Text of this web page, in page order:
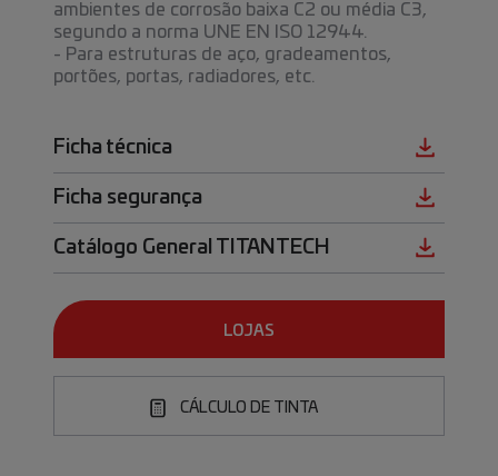
ambientes de corrosão baixa C2 ou média C3,
segundo a norma UNE EN ISO 12944.
- Para estruturas de aço, gradeamentos,
portões, portas, radiadores, etc.
Ficha técnica
Ficha segurança
Catálogo General TITANTECH
LOJAS
CÁLCULO DE TINTA